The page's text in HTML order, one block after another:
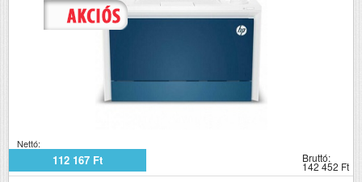
Nettó:
112 167 Ft Bruttó:
142 452 Ft